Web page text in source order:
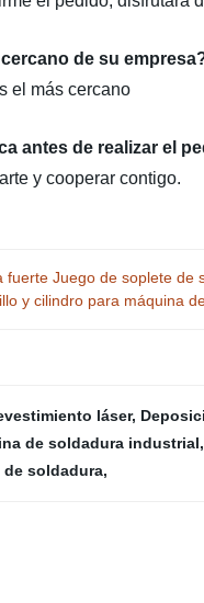
de su
el más cercano
antes de realizar el
y cooperar contigo.
Juego de soplete de
y cilindro para máquina
láser,
de soldadura industrial
de soldadura,